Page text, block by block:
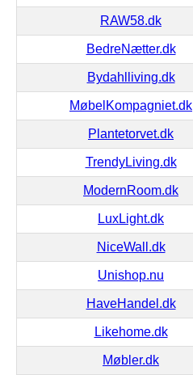
RAW58.dk
BedreNætter.dk
Bydahlliving.dk
MøbelKompagniet.dk
Plantetorvet.dk
TrendyLiving.dk
ModernRoom.dk
LuxLight.dk
NiceWall.dk
Unishop.nu
HaveHandel.dk
Likehome.dk
Møbler.dk